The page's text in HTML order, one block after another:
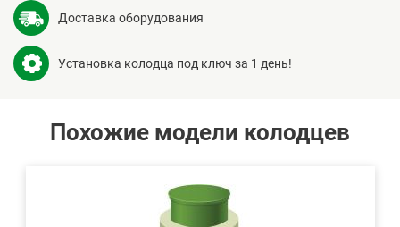
Доставка оборудования
Установка колодца под ключ за 1 день!
Похожие модели колодцев